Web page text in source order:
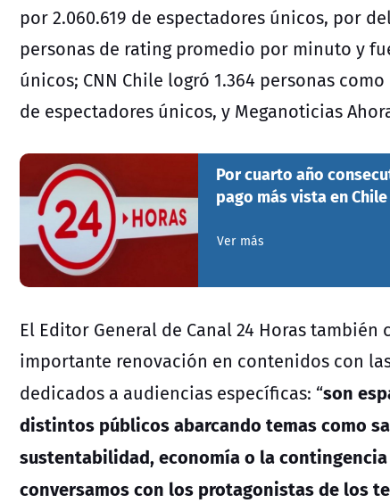
por 2.060.619 de espectadores únicos, por
personas de rating promedio por minuto y
únicos; CNN Chile logró 1.364 personas
de espectadores únicos, y Meganoticias
Por cuarto año
pago más vista en Chile
Ver más
El Editor General de Canal 24 Horas
importante renovación en contenidos con
dedicados a audiencias específicas: “son
distintos públicos abarcando temas como
sustentabilidad, economía o la
conversamos con los protagonistas de los